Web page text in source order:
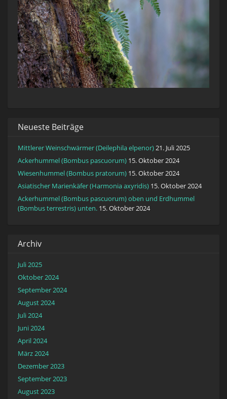
Neueste Beiträge
Mittlerer Weinschwärmer (Deilephila elpenor)21. Juli 2025
Ackerhummel (Bombus pascuorum) 15. Oktober 2024
Wiesenhummel (Bombus pratorum) 15. Oktober 2024
Asiatischer Marienkäfer (Harmonia axyridis) 15. Oktober 2024
Ackerhummel (Bombus pascuorum) oben und Erdhummel
(Bombus terrestris) unten. 15. Oktober 2024
Archiv
Juli 2025
Oktober 2024
September 2024
August 2024
Juli 2024
Juni 2024
April 2024
März 2024
Dezember 2023
September 2023
August 2023